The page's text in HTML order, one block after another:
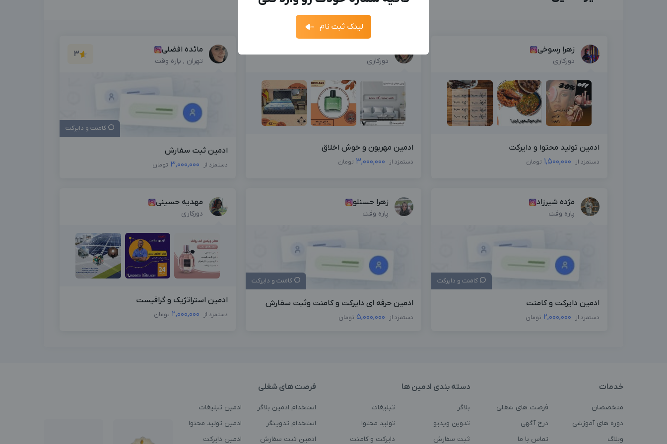
زهرا رسوخی
دورکاری
ادمین تولید محتوا و دایرکت
دستمزد از 1,500,000 تومان
دورکاری
ادمین مهربون و خوش اخلاق
دستمزد از 3,000,000 تومان
مائده افضلی
تهران , پاره وقت
3
کامنت و دایرکت
ادمین ثبت سفارش
دستمزد از 3,000,000 تومان
مژده شیرزاد
پاره وقت
کامنت و دایرکت
ادمین دایرکت و کامنت
دستمزد از 2,000,000 تومان
زهرا حسنلو
پاره وقت
کامنت و دایرکت
ادمین حرفه ای دایرکت و کامنت وثبت سفارش
دستمزد از 5,000,000 تومان
مهدیه حسینی
دورکاری
ادمین استراتژیک و گرافیست
دستمزد از 2,000,000 تومان
خدمات
متخصصان
فرصت های شغلی
دوره های آموزشی
درج آگهی
وبلاگ
تماس با ما
دسته بندی ادمین ها
بلاگر
تبلیغات
تدوین ویدیو
تولید محتوا
ثبت سفارش
دایرکت و کامنت
فرصت های شغلی
استخدام ادمین بلاگر
ادمین تبلیغات
استخدام تدوینگر
ادمین تولید محتوا
ادمین ثبت سفارش
ادمین دایرکت
جدیدترین آگهی‌های استخدامی را ببینید
آگهی استخدام ادمین
لینک ثبت نام
ارسال کد